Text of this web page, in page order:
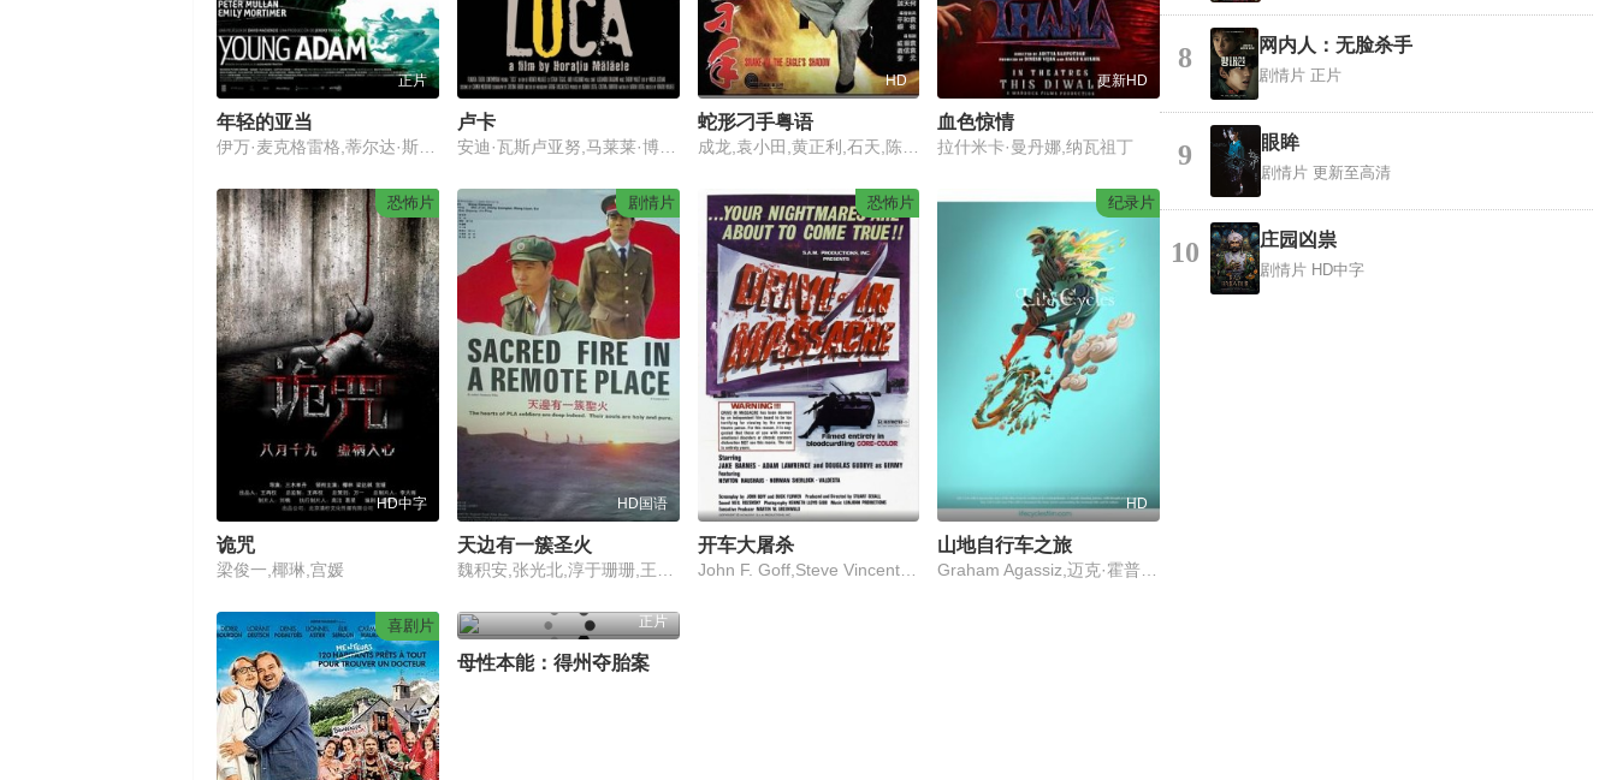
正片
年轻的亚当 卢卡
安迪·瓦斯卢亚努,马莱莱·博格丹,罗迪卡·曼达什,玛达琳娜·克拉尤,伊斯特万·泰格拉斯
HD
蛇形刁手粤语
更新HD
血色惊情
拉什米卡·曼丹娜,纳瓦祖丁
恐怖片
HD中字
诡咒
梁俊一,椰琳,宫媛
剧情片
HD国语
天边有一簇圣火
魏积安,张光北,淳于珊珊,王丽云,刘劲,高志强
恐怖片
开车大屠杀
John F. Goff,Steve Vincent,Douglas Gudbye
纪录片
HD
山地自行车之旅
Graham Agassiz,迈克·霍普金斯,马特·亨特
喜剧片 正片
母性本能：得州夺胎案
8 网内人：无脸杀手
剧情片 正片
9 眼眸
剧情片 更新至高清
10 庄园凶祟
剧情片 HD中字